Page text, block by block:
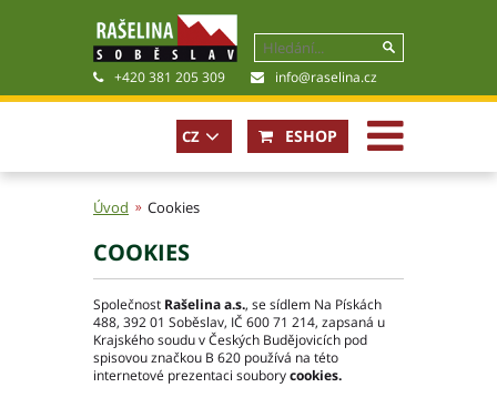
+420 381 205 309 info@raselina.cz
Historie, současnost
Politika společnosti
Obchodní podmínky
Pro akcionáře
CZ
EN
ESHOP
Úvod Cookies
COOKIES
Společnost Rašelina a.s., se sídlem Na Pískách
488, 392 01 Soběslav, IČ 600 71 214, zapsaná u
Krajského soudu v Českých Budějovicích pod
spisovou značkou B 620 používá na této
internetové prezentaci souborycookies.